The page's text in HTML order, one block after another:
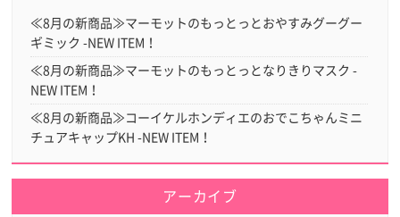
≪8月の新商品≫マーモットのもっとっとおやすみグーグー
ギミック -NEW ITEM！
≪8月の新商品≫マーモットのもっとっとなりきりマスク -
NEW ITEM！
≪8月の新商品≫コーイケルホンディエのおでこちゃんミニ
チュアキャップKH -NEW ITEM！
アーカイブ